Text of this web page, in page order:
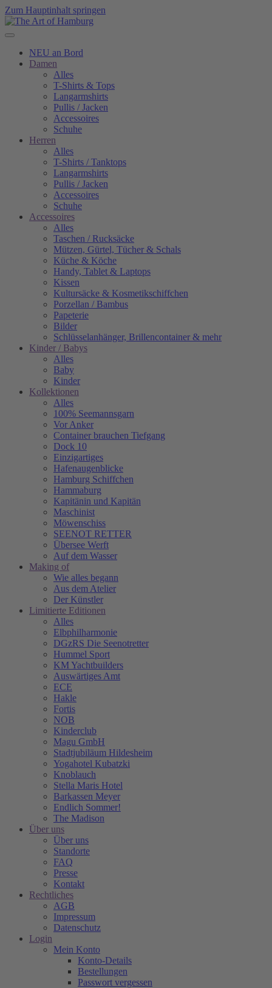
Zum Hauptinhalt springen
NEU an Bord
Damen
Alles
T-Shirts & Tops
Langarmshirts
Pullis / Jacken
Accessoires
Schuhe
Herren
Alles
T-Shirts / Tanktops
Langarmshirts
Pullis / Jacken
Accessoires
Schuhe
Accessoires
Alles
Taschen / Rucksäcke
Mützen, Gürtel, Tücher & Schals
Küche & Köche
Handy, Tablet & Laptops
Kissen
Kultursäcke & Kosmetikschiffchen
Porzellan / Bambus
Papeterie
Bilder
Schlüsselanhänger, Brillencontainer & mehr
Kinder / Babys
Alles
Baby
Kinder
Kollektionen
Alles
100% Seemannsgarn
Vor Anker
Container brauchen Tiefgang
Dock 10
Einzigartiges
Hafenaugen­blicke
Hamburg Schiffchen
Hammaburg
Kapitänin und Kapitän
Maschinist
Möwenschiss
SEENOT RETTER
Übersee Werft
Auf dem Wasser
Making of
Wie alles begann
Aus dem Atelier
Der Künstler
Limitierte Editionen
Alles
Elbphilharmonie
DGzRS Die Seenotretter
Hummel Sport
KM Yachtbuilders
Auswärtiges Amt
ECE
Hakle
Fortis
NOB
Kinderclub
Magu GmbH
Stadtjubiläum Hildesheim
Yogahotel Kubatzki
Knoblauch
Stella Maris Hotel
Barkassen Meyer
Endlich Sommer!
The Madison
Über uns
Über uns
Standorte
FAQ
Presse
Kontakt
Rechtliches
AGB
Impressum
Datenschutz
Login
Mein Konto
Konto-Details
Bestellungen
Passwort vergessen